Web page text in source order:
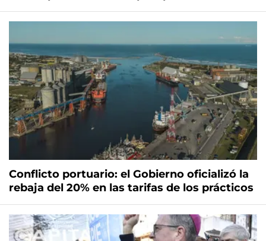
Conflicto portuario: el Gobierno oficializó la
rebaja del 20% en las tarifas de los prácticos